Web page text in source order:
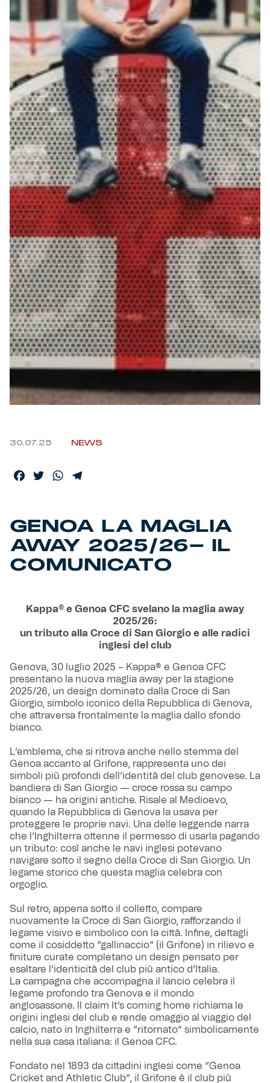
Robe di Kappa x Genoa
Vintage Collection
Red&Blue Voices
Kids
Accessori
Party
Outlet
Caffè Boasi x Genoa
Helan x Genoa
Isolani x Genoa
Gift Card Online Store
Fortissimo batte il mio cuor
30.07.25 NEWS
Facebook
TwitterWhatsApp
GENOA LA MAGLIA
AWAY 2025/26- IL
COMUNICATO
Kappa® e Genoa CFC svelano la maglia away
2025/26:
un tributo alla Croce di San Giorgio e alle radici
inglesi del club
Genova, 30 luglio 2025 – Kappa® e Genoa CFC
presentano la nuova maglia away per la stagione
2025/26, un design dominato dalla Croce di San
Giorgio, simbolo iconico della Repubblica di Genova,
che attraversa frontalmente la maglia dallo sfondo
bianco.
L’emblema, che si ritrova anche nello stemma del
Genoa accanto al Grifone, rappresenta uno dei
simboli più profondi dell’identità del club genovese. La
bandiera di San Giorgio — croce rossa su campo
bianco — ha origini antiche. Risale al Medioevo,
quando la Repubblica di Genova la usava per
proteggere le proprie navi. Una delle leggende narra
che l’Inghilterra ottenne il permesso di usarla pagando
un tributo: così anche le navi inglesi potevano
navigare sotto il segno della Croce di San Giorgio. Un
legame storico che questa maglia celebra con
orgoglio.
Sul retro, appena sotto il colletto, compare
nuovamente la Croce di San Giorgio, rafforzando il
legame visivo e simbolico con la città. Infine, dettagli
come il cosiddetto “gallinaccio” (il Grifone) in rilievo e
finiture curate completano un design pensato per
esaltare l’identicità del club più antico d’Italia.
La campagna che accompagna il lancio celebra il
legame profondo tra Genova e il mondo
anglosassone. Il claim It’s coming home richiama le
origini inglesi del club e rende omaggio al viaggio del
calcio, nato in Inghilterra e “ritornato” simbolicamente
nella sua casa italiana: il Genoa CFC.
Fondato nel 1893 da cittadini inglesi come “Genoa
Cricket and Athletic Club”, il Grifone è il club più